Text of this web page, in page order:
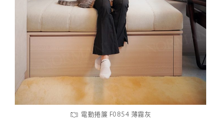
電動捲簾 F0854 薄霧灰